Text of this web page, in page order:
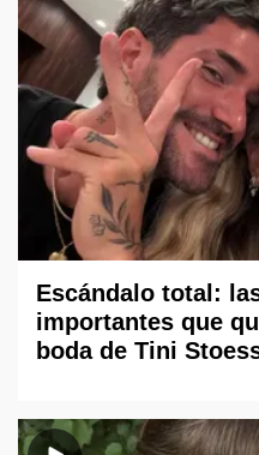
Escándalo total:
importantes que
boda de Tini